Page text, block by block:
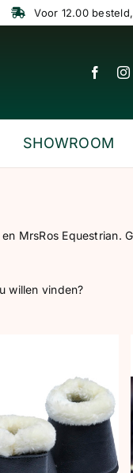
Voor 12.00
SHOWROOM
MrsRos Equestrian.
willen vinden?